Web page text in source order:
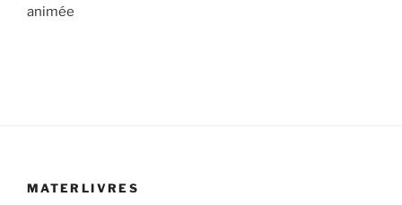
animée
MATERLIVRES